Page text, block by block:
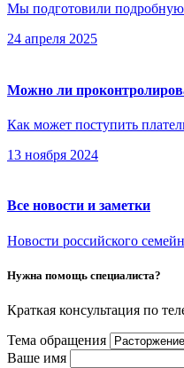
Мы подготовили подробную
24 апреля 2025
Можно ли
Как может поступить
13 ноября 2024
Все новости и заметки
Новости российского
Нужна помощь специалиста?
Краткая консультация по
Тема обращения
Ваше имя